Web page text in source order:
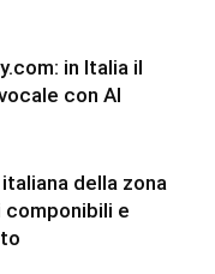
in Italia il
con AI
della zona
e